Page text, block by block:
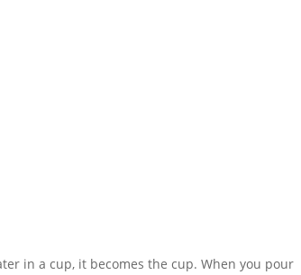
in a cup, it becomes the cup. When you pour